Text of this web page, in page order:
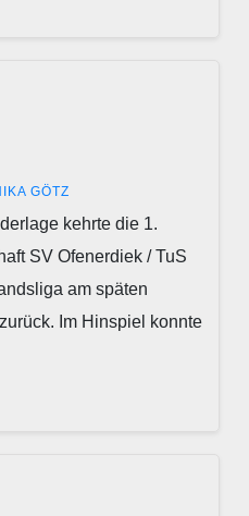
GÖTZ
kehrte die 1.
SV Ofenerdiek / TuS
am späten
Im Hinspiel konnte